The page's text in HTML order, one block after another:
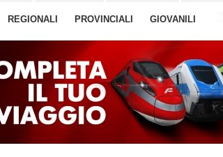
REGIONALI PROVINCIALI GIOVANILI